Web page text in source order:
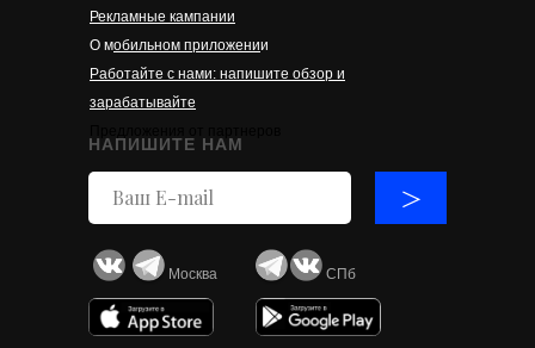
Рекламные кампании
О мобильном приложении
Работайте с нами: напишите обзор и
зарабатывайте
>
НАПИШИТЕ НАМ
Москва СПб